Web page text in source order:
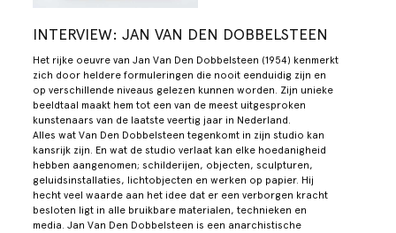
INTERVIEW: JAN VAN DEN DOBBELSTEEN
Het rijke oeuvre van Jan Van Den Dobbelsteen (1954) kenmerkt
zich door heldere formuleringen die nooit eenduidig zijn en
op verschillende niveaus gelezen kunnen worden. Zijn unieke
beeldtaal maakt hem tot een van de meest uitgesproken
kunstenaars van de laatste veertig jaar in Nederland.
Alles wat Van Den Dobbelsteen tegenkomt in zijn studio kan
kansrijk zijn. En wat de studio verlaat kan elke hoedanigheid
hebben aangenomen; schilderijen, objecten, sculpturen,
geluidsinstallaties, lichtobjecten en werken op papier. Hij
hecht veel waarde aan het idee dat er een verborgen kracht
besloten ligt in alle bruikbare materialen, technieken en
media. Jan Van Den Dobbelsteen is een anarchistische